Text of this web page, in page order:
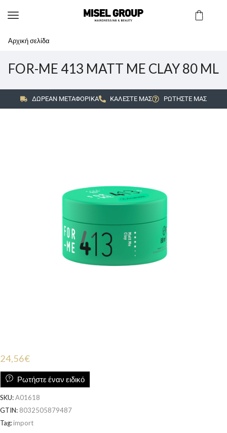
Αρχική σελίδα
FOR-ME 413 MATT ME CLAY 80 ML
ΔΩΡΕΑΝ ΜΕΤΑΦΟΡΙΚΑ ΚΑΛΕΣΤΕ ΜΑΣ ΡΩΤΗΣΤΕ ΜΑΣ
24,56€
Ρωτήστε έναν ειδικό
SKU:A01618
GTIN: 8032505879487
Tag:import